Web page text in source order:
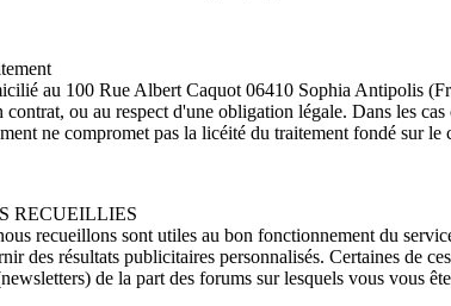
au 100 Rue Albert Caquot 06410 Sophia Antipolis
contrat, ou au respect d'une obligation légale. Dans les
ne compromet pas la licéité du traitement fondé sur le
RECUEILLIES
recueillons sont utiles au bon fonctionnement du
des résultats publicitaires personnalisés. Certaines de
de la part des forums sur lesquels vous vous